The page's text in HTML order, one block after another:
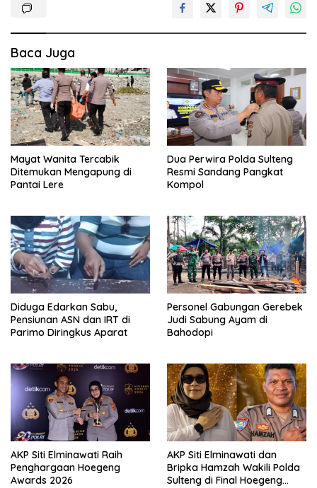
Baca Juga
Mayat Wanita Tercabik
Ditemukan Mengapung di
Pantai Lere
Dua Perwira Polda Sulteng
Resmi Sandang Pangkat
Kompol
Diduga Edarkan Sabu,
Pensiunan ASN dan IRT di
Parimo Diringkus Aparat
Personel Gabungan Gerebek
Judi Sabung Ayam di
Bahodopi
AKP Siti Elminawati Raih
Penghargaan Hoegeng
Awards 2026
AKP Siti Elminawati dan
Bripka Hamzah Wakili Polda
Sulteng di Final Hoegeng